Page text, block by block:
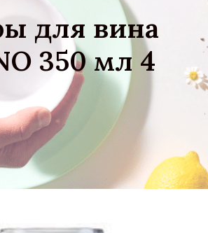
для вина
350 мл 4